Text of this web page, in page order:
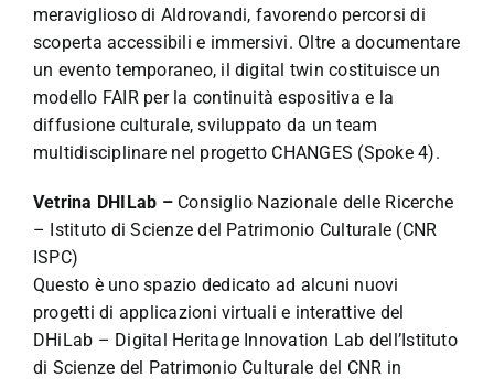
meraviglioso di Aldrovandi, favorendo percorsi di
scoperta accessibili e immersivi. Oltre a documentare
un evento temporaneo, il digital twin costituisce un
modello FAIR per la continuità espositiva e la
diffusione culturale, sviluppato da un team
multidisciplinare nel progetto CHANGES (Spoke 4).
Vetrina DHILab – Consiglio Nazionale delle Ricerche
– Istituto di Scienze del Patrimonio Culturale (CNR
ISPC)
Questo è uno spazio dedicato ad alcuni nuovi
progetti di applicazioni virtuali e interattive del
DHiLab – Digital Heritage Innovation Lab dell’Istituto
di Scienze del Patrimonio Culturale del CNR in